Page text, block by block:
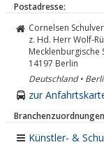
Postadresse:
Cornelsen
z. Hd. Herr Wolf-
Mecklenburgische
14197 Berlin
Deutschland •
zur
Künstler- &